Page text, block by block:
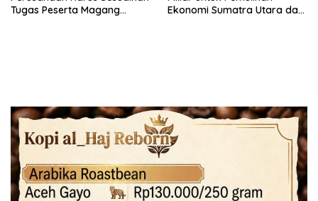
Tugas Peserta Magang
Ekonomi Sumatra Utara dan